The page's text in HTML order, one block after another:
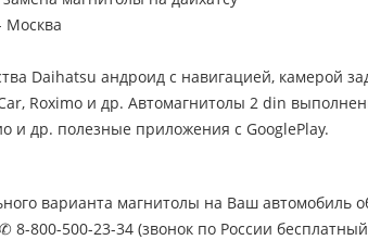
Москва
Daihatsu андроид с навигацией, камерой
Roximo и др. Автомагнитолы 2 din
и др. полезные приложения с GooglePlay.
варианта магнитолы на Ваш автомобиль
8-800-500-23-34 (звонок по России